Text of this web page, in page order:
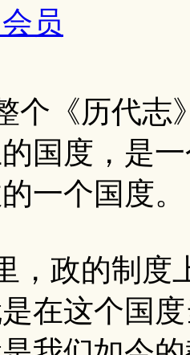
员
《历代志
国度，是
一个国度。
政的制度
在这个国